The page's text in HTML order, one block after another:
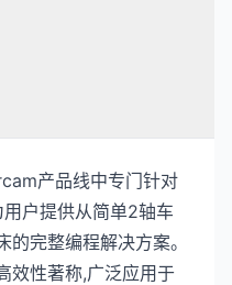
产品线中专门针对
户提供从简单2轴车
完整编程解决方案。
效性著称,广泛应用于